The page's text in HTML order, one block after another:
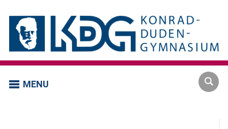
MENU